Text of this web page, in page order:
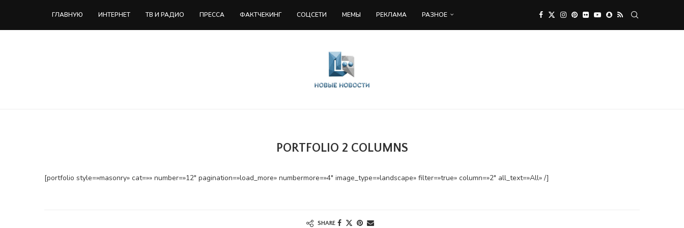
ГЛАВНУЮ ИНТЕРНЕТ ТВ И РАДИО ПРЕССА ФАКТЧЕКИНГ COЦСЕТИ МЕМЫ РЕКЛАМА РАЗНОЕ
PORTFOLIO 2 COLUMNS
[portfolio style=»masonry» cat=»» number=»12″ pagination=»load_more» numbermore=»4″ image_type=»landscape» filter=»true» column=»2″ all_text=»All» /]
SHARE